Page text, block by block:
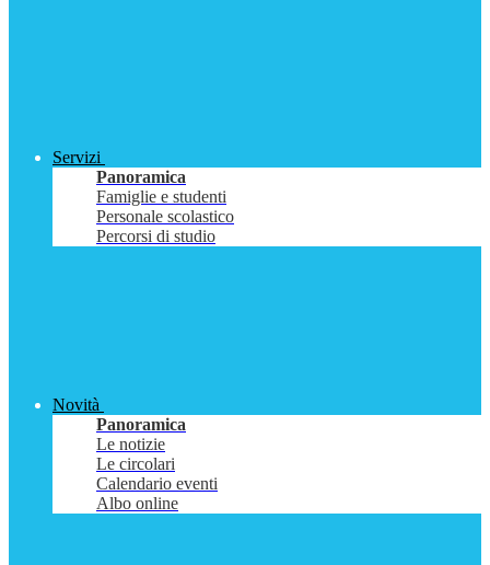
Servizi
Panoramica
Famiglie e studenti
Personale scolastico
Percorsi di studio
Novità
Panoramica
Le notizie
Le circolari
Calendario eventi
Albo online